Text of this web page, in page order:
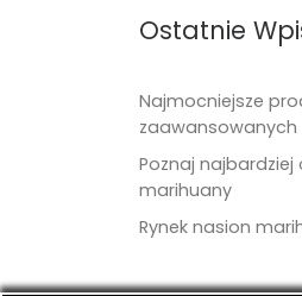
Ostatnie
Najmocniejsze
zaawansowanych
Poznaj
marihuany
Rynek nasion